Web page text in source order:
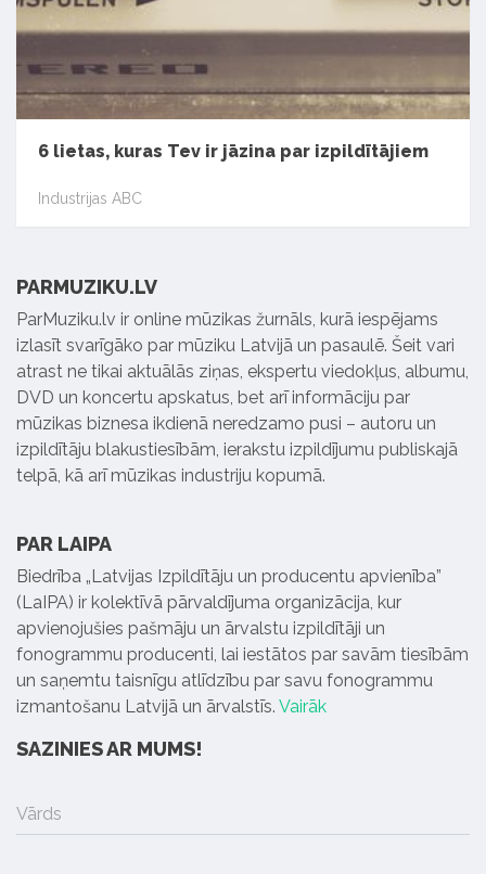
6 lietas, kuras Tev ir jāzina par izpildītājiem
Industrijas ABC
PARMUZIKU.LV
ParMuziku.lv ir online mūzikas žurnāls, kurā iespējams
izlasīt svarīgāko par mūziku Latvijā un pasaulē. Šeit vari
atrast ne tikai aktuālās ziņas, ekspertu viedokļus, albumu,
DVD un koncertu apskatus, bet arī informāciju par
mūzikas biznesa ikdienā neredzamo pusi – autoru un
izpildītāju blakustiesībām, ierakstu izpildījumu publiskajā
telpā, kā arī mūzikas industriju kopumā.
PAR LAIPA
Biedrība „Latvijas Izpildītāju un producentu apvienība”
(LaIPA) ir kolektīvā pārvaldījuma organizācija, kur
apvienojušies pašmāju un ārvalstu izpildītāji un
fonogrammu producenti, lai iestātos par savām tiesībām
un saņemtu taisnīgu atlīdzību par savu fonogrammu
izmantošanu Latvijā un ārvalstīs. Vairāk
SAZINIES AR MUMS!
Vārds